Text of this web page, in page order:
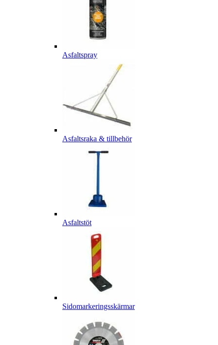
Asfaltspray
Asfaltsraka & tillbehör
Asfaltstöt
Sidomarkeringsskärmar